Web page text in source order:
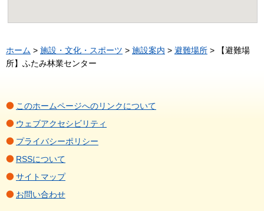
ホーム > 施設・文化・スポーツ > 施設案内 > 避難場所 > 【避難場
所】ふたみ林業センター
このホームページへのリンクについて
ウェブアクセシビリティ
プライバシーポリシー
RSSについて
サイトマップ
お問い合わせ